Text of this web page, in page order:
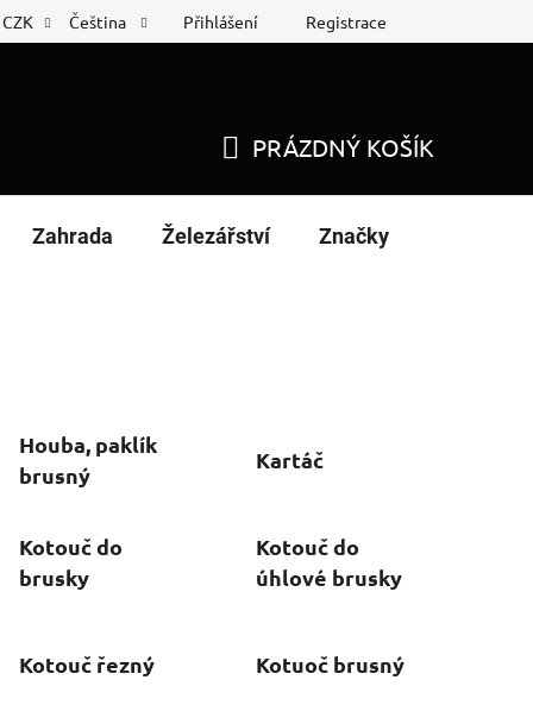
list Nákup na splátky
CZK Čeština Přihlášení Registrace
KOŠÍK
PRÁZDNÝ KOŠÍK
Zahrada Železářství Značky
Houba, paklík
brusný
Kartáč
Kotouč do
brusky
Kotouč do
úhlové brusky
Kotouč řezný Kotuoč brusný